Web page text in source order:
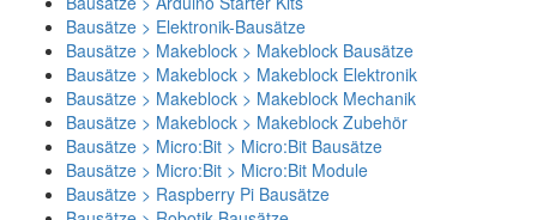
Bausätze > Elektronik-Bausätze
Bausätze > Makeblock > Makeblock Bausätze
Bausätze > Makeblock > Makeblock Elektronik
Bausätze > Makeblock > Makeblock Mechanik
Bausätze > Makeblock > Makeblock Zubehör
Bausätze > Micro:Bit > Micro:Bit Bausätze
Bausätze > Micro:Bit > Micro:Bit Module
Bausätze > Raspberry Pi Bausätze